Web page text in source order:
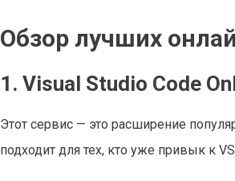
Обзор лучших
1. Visual Studio Code
Этот сервис — это расширение
подходит для тех, кто уже привык к